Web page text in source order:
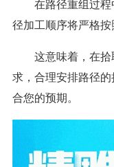
在路径重组过
径加工顺序将严格按
这意味着，在
求，合理安排路径
合您的预期。